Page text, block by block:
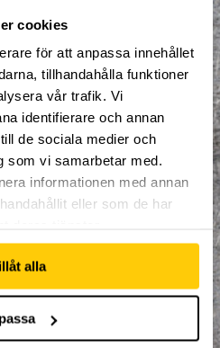
cookies
för att anpassa innehållet
tillhandahålla funktioner
vår trafik. Vi
identifierare och annan
de sociala medier och
som vi samarbetar med.
informationen med annan
eller som de har
alla
varje tisdag
pågår från
till och med 15:e
. Uppehåll vecka 44
avslutning för
19:e
Academys grupper
Inte något man
och pricka.
såväl som en
vecka som
nyttja direkt efter
går inte att
eller tider.
träningstillfället ska